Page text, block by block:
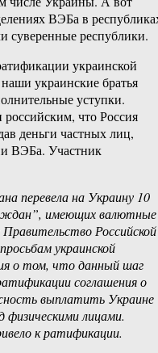
ВЭБа в
республики.
украинской
украинские братья
уступки.
что Россия
деньги частных лиц,
ВЭБа. Участник
перевела на Украину 10
имеющих валютные
Российской
украинской
о том, что данный шаг
соглашения о
выплатить Украине
физическими лицами.
к ратификации.